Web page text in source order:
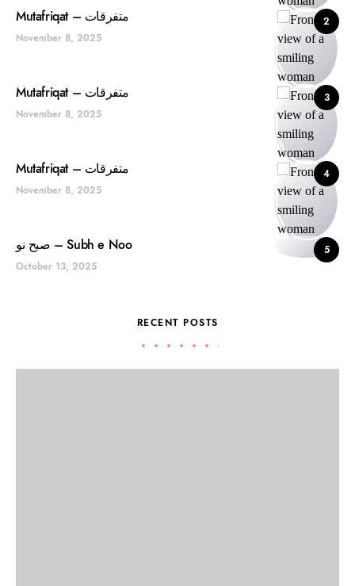
2 Mutafriqat – متفرقات
November 8, 2025
3 Mutafriqat – متفرقات
November 8, 2025
4 Mutafriqat – متفرقات
November 8, 2025
5 صبح نو – Subh e Noo
October 13, 2025
RECENT POSTS